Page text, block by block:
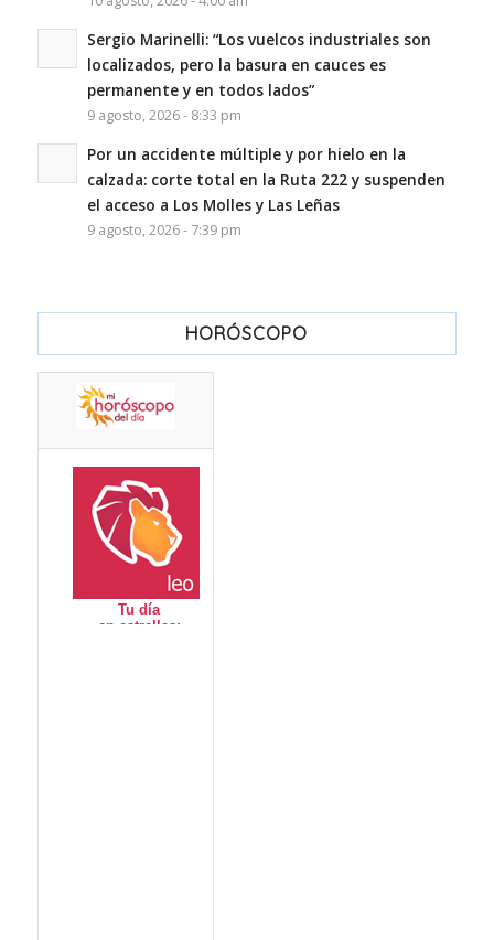
Sergio Marinelli: “Los vuelcos industriales son
localizados, pero la basura en cauces es
permanente y en todos lados”
9 agosto, 2026 - 8:33 pm
Por un accidente múltiple y por hielo en la
calzada: corte total en la Ruta 222 y suspenden
el acceso a Los Molles y Las Leñas
9 agosto, 2026 - 7:39 pm
HORÓSCOPO